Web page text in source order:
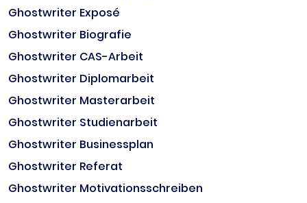
Ghostwriter Exposé
Ghostwriter Biografie
Ghostwriter CAS-Arbeit
Ghostwriter Diplomarbeit
Ghostwriter Masterarbeit
Ghostwriter Studienarbeit
Ghostwriter Businessplan
Ghostwriter Referat
Ghostwriter Motivationsschreiben